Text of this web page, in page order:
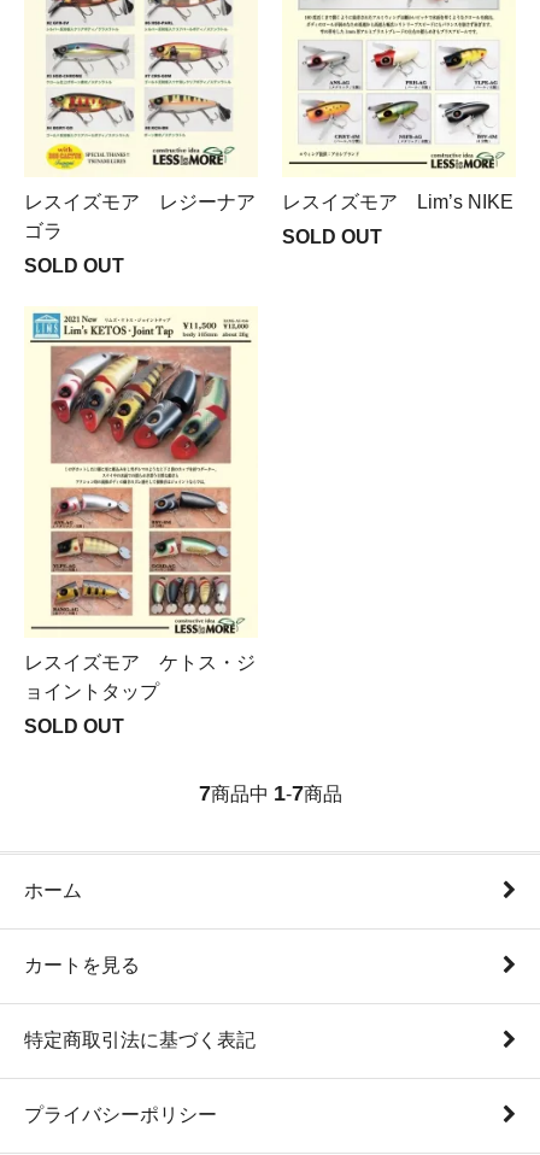
レスイズモア レジーナア
ゴラ
SOLD OUT
レスイズモア Lim’s NIKE
SOLD OUT
レスイズモア ケトス・ジ
ョイントタップ
SOLD OUT
7商品中 1-7商品
ホーム
カートを見る
特定商取引法に基づく表記
プライバシーポリシー